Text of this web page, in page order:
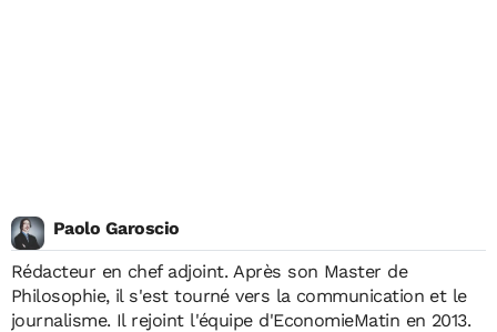
Paolo Garoscio
Rédacteur en chef adjoint. Après son Master de
Philosophie, il s'est tourné vers la communication et le
journalisme. Il rejoint l'équipe d'EconomieMatin en 2013.